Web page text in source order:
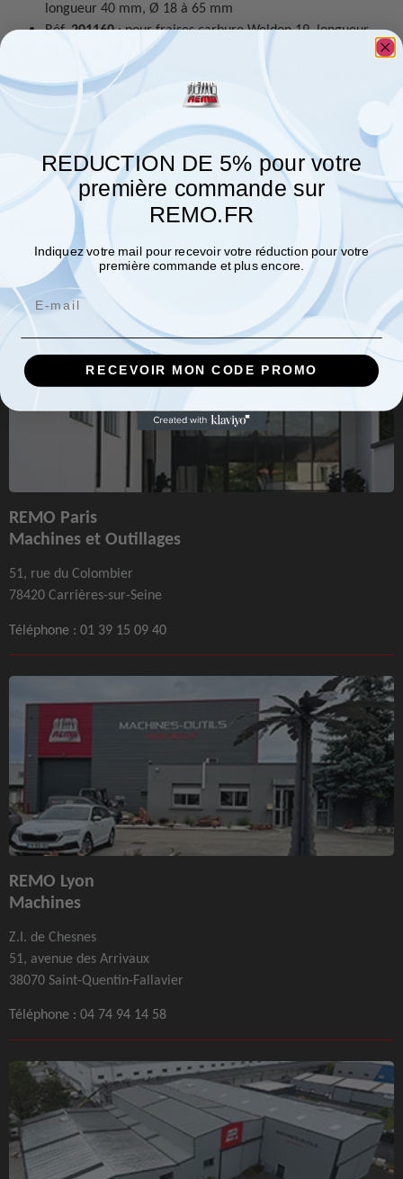
longueur 40 mm, Ø 18 à 65 mm
Réf.201160: pour fraises carbure Weldon 19, longueur
55 mm, Ø 12 à 17 mm
201439: pour fraises carbure Weldon 19, longueur
55 mm, Ø 18 à 60 mm
fraises à carotter et
accessoires
Produits associés
REMO Paris
Machines et Outillages
51, rue du Colombier
78420 Carrières-sur-Seine
Téléphone : 01 39 15 09 40
REMO Lyon
Machines
Z.I. de Chesnes
51, avenue des Arrivaux
38070 Saint-Quentin-Fallavier
Téléphone : 04 74 94 14 58
REDUCTION DE 5% pour votre
première commande sur
REMO.FR
Indiquez votre mail pour recevoir votre réduction pour votre
première commande et plus encore.
Email
RECEVOIR MON CODE PROMO